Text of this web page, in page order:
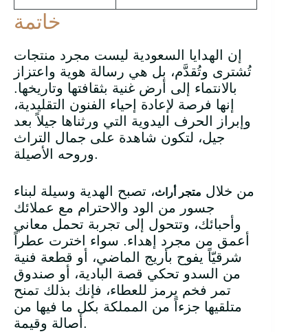
خاتمة
إن الهدايا السعودية ليست مجرد منتجات
تُشترى وتُقدَّم، بل هي رسالة هوية واعتزاز
بالانتماء إلى أرض غنية بثقافتها وتاريخها.
إنها فرصة لإعادة إحياء الفنون التقليدية،
وإبراز الحرف اليدوية التي ورثناها جيلاً بعد
جيل، لتكون شاهدة على جمال التراث
وروحه الأصيلة.
من خلال متجر أراث، تصبح الهدية وسيلة لبناء
جسور من الود والاحترام مع عملائك
وأحبائك، وتتحول إلى تجربة تحمل معاني
أعمق من مجرد إهداء. سواء اخترت عطراً
شرقيّاً يفوح بأريج الماضي، أو قطعة فنية
من السدو تحكي قصة البادية، أو صندوق
تمر فخم يرمز للعطاء، فإنك بذلك تمنح
متلقيها جزءاً من المملكة بكل ما فيها من
أصالة وقيمة.